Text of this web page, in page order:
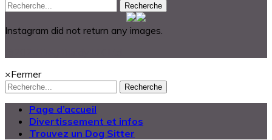
Recherche
Instagram did not return any images.
×Fermer
Recherche
Page d’accueil
Divertissement et infos
Trouvez un Dog Sitter